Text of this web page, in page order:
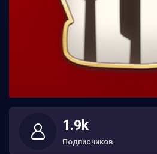
1.9k
Подписчиков